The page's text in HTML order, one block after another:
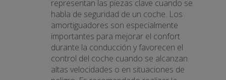
representan las piezas clave cuando se
habla de seguridad de un coche. Los
amortiguadores son especialmente
importantes para mejorar el confort
durante la conducción y favorecen el
control del coche cuando se alcanzan
altas velocidades o en situaciones de